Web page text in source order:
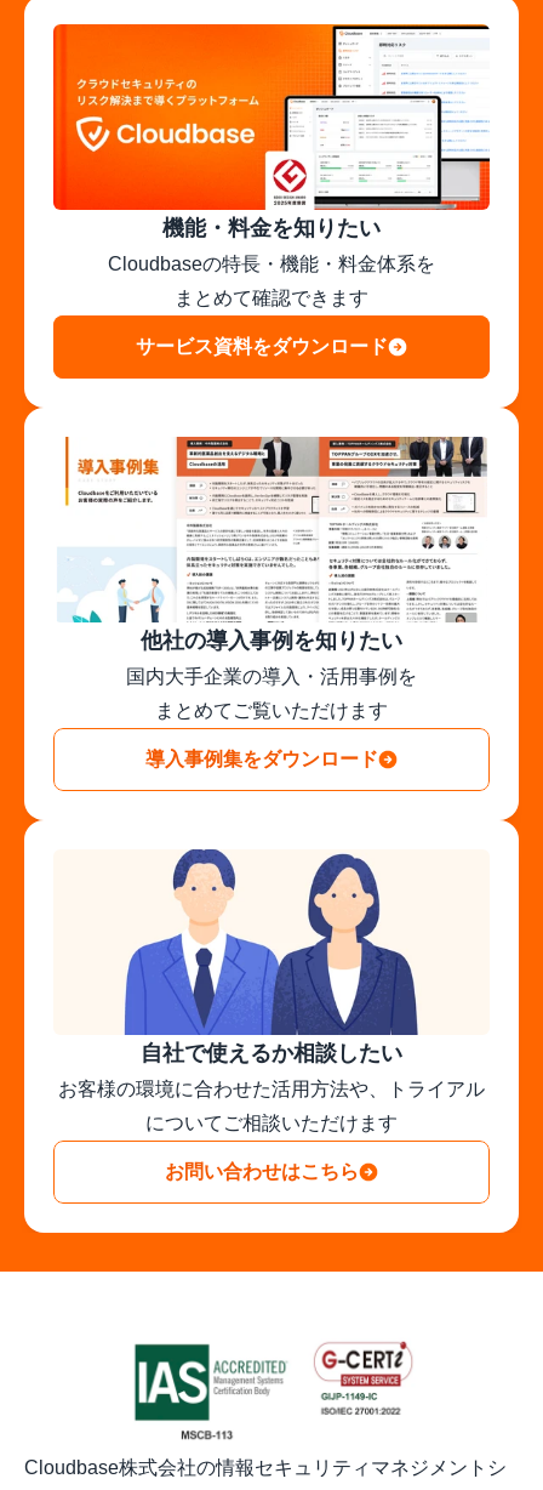
機能・料金を知りたい
Cloudbaseの特長・機能・料金体系を
まとめて確認できます
サービス資料をダウンロード
他社の導入事例を知りたい
国内大手企業の導入・活用事例を
まとめてご覧いただけます
導入事例集をダウンロード
自社で使えるか相談したい
お客様の環境に合わせた活用方法や、トライアル
についてご相談いただけます
お問い合わせはこちら
Cloudbase株式会社の情報セキュリティマネジメントシ